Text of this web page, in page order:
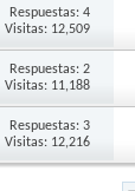
Respuestas: 4
Visitas: 12,509
Respuestas: 2
Visitas: 11,188
Respuestas: 3
Visitas: 12,216